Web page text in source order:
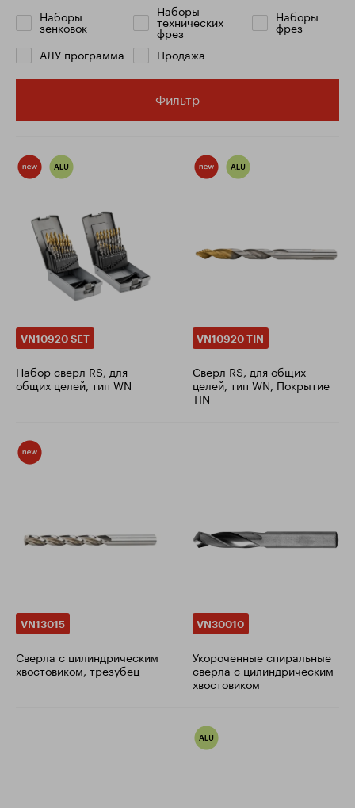
Наборы
зенковок
Наборы
технических
фрез
Наборы
фрез
АЛУ программа
Продажа
Фильтр
VN10920 SET
Набор сверл RS, для
общих целей, тип WN
VN10920 TIN
Сверл RS, для общих
целей, тип WN, Покрытие
TIN
VN13015
Сверла с цилиндрическим
хвостовиком, трезубец
VN30010
Укороченные спиральные
свёрла с цилиндрическим
хвостовиком